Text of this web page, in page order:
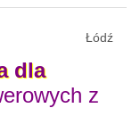
Łódź
dla
z